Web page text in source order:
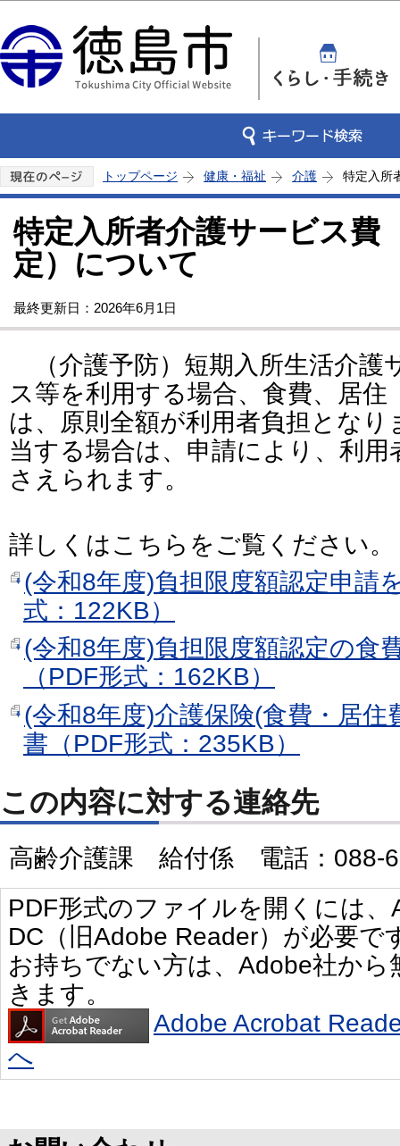
トップページ 健康・福祉 介護 特定入所
特定入所者介護サービス費
定）について
最終更新日：2026年6月1日
（介護予防）短期入所生活介護
ス等を利用する場合、食費、居住
は、原則全額が利用者負担とな
当する場合は、申請により、利
さえられます。
詳しくはこちらをご覧ください。
(令和8年度)負担限度額認定申請
式：122KB）
(令和8年度)負担限度額認定の食
（PDF形式：162KB）
(令和8年度)介護保険(食費・居住
書（PDF形式：235KB）
この内容に対する連絡先
高齢介護課 給付係 電話：088-
PDF形式のファイルを開くには
DC（旧Adobe Reader）が必要で
お持ちでない方は、Adobe社か
きます。
Adobe Acrobat
へ